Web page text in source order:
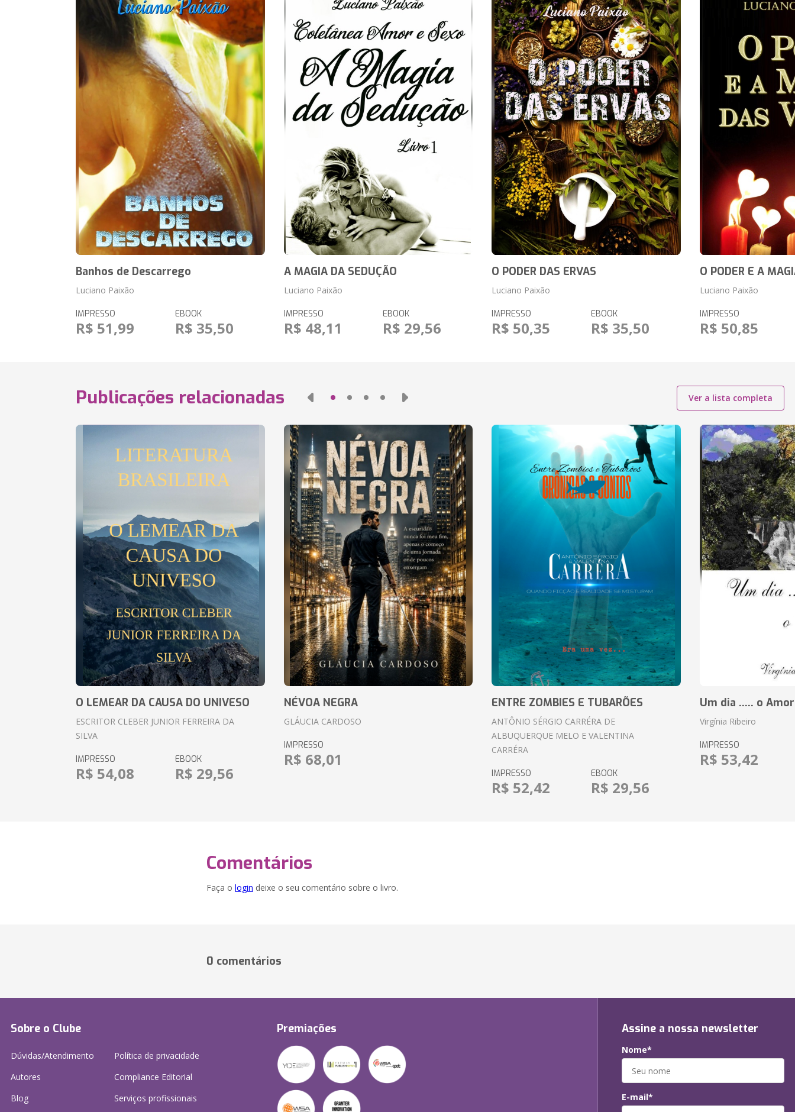
Banhos de Descarrego
Luciano Paixão
IMPRESSO
R$ 51,99
EBOOK
R$ 35,50
A MAGIA DA SEDUÇÃO
Luciano Paixão
IMPRESSO
R$ 48,11
EBOOK
R$ 29,56
O PODER DAS ERVAS
Luciano Paixão
IMPRESSO
R$ 50,35
EBOOK
R$ 35,50
O PODER E A
Luciano Paixão
IMPRESSO
R$ 50,85
Publicações relacionadas Ver a lista completa
O LEMEAR DA CAUSA DO UNIVESO
ESCRITOR CLEBER JUNIOR FERREIRA DA
SILVA
IMPRESSO
R$ 54,08
EBOOK
R$ 29,56
NÉVOA NEGRA
GLÁUCIA CARDOSO
IMPRESSO
R$ 68,01
ENTRE ZOMBIES E TUBARÕES
ANTÔNIO SÉRGIO CARRÉRA DE
ALBUQUERQUE MELO E VALENTINA
CARRÉRA
IMPRESSO
R$ 52,42
EBOOK
R$ 29,56
Um dia ..... o Amor
Virgínia Ribeiro
IMPRESSO
R$ 53,42
Comentários
Faça o login deixe o seu comentário sobre o livro.
0 comentários
Sobre o Clube
Dúvidas/Atendimento
Autores
Blog
Política de privacidade
Compliance Editorial
Serviços profissionais
Premiações Assine a nossa newsletter
Nome*
E-mail*